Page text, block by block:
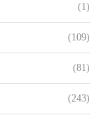
(1)
(109)
(81)
(243)